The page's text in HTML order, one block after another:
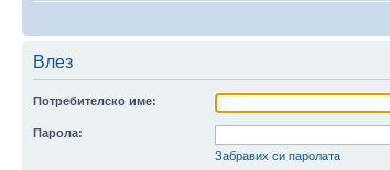
Влез
Потребителско име:
Парола:
Забравих си паролата